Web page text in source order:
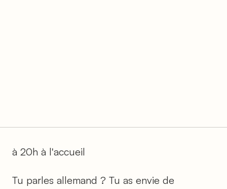
à 20h à l'accueil
Tu parles allemand ? Tu as envie de